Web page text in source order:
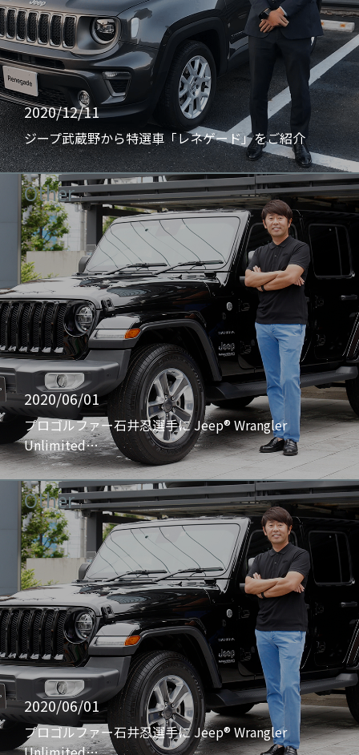
2020/12/11
ジープ武蔵野から特選車「レネゲード」をご紹介
Other
2020/06/01
プロゴルファー石井忍選手に Jeep® Wrangler
Unlimited…
Other
2020/06/01
プロゴルファー石井忍選手に Jeep® Wrangler